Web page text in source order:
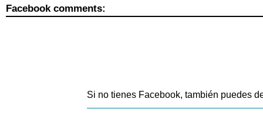
Facebook comments:
Si no tienes Facebook, también puedes